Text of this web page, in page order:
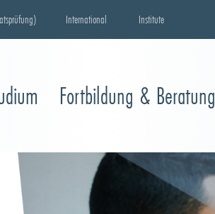
International Institute
Fortbildung & Beratung